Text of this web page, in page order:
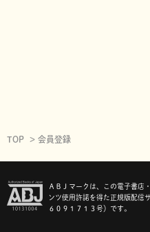
TOP 会員登録
ＡＢＪマークは、この電子書店
ンツ使用許諾を得た正規版配信
６０９１７１３号）です。